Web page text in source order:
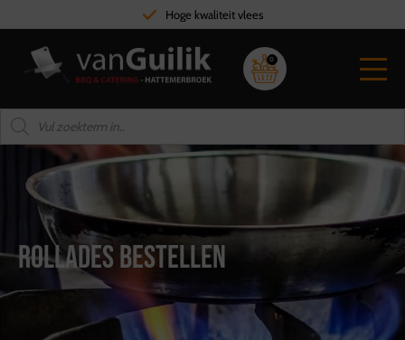
Hoge kwaliteit vlees
0
Rollades bestellen